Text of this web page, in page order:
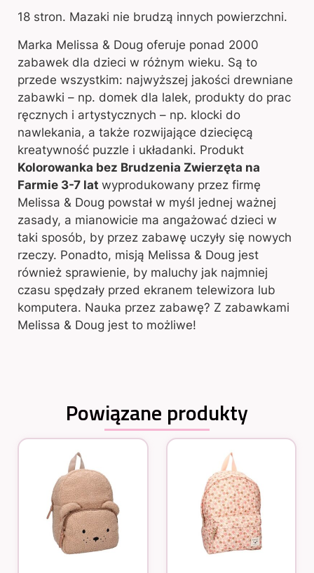
18 stron. Mazaki nie brudzą innych powierzchni.
Marka Melissa & Doug oferuje ponad 2000
zabawek dla dzieci w różnym wieku. Są to
przede wszystkim: najwyższej jakości drewniane
zabawki – np. domek dla lalek, produkty do prac
ręcznych i artystycznych – np. klocki do
nawlekania, a także rozwijające dziecięcą
kreatywność puzzle i układanki. Produkt
Kolorowanka bez Brudzenia Zwierzęta na
Farmie 3-7 lat wyprodukowany przez firmę
Melissa & Doug powstał w myśl jednej ważnej
zasady, a mianowicie ma angażować dzieci w
taki sposób, by przez zabawę uczyły się nowych
rzeczy. Ponadto, misją Melissa & Doug jest
również sprawienie, by maluchy jak najmniej
czasu spędzały przed ekranem telewizora lub
komputera. Nauka przez zabawę? Z zabawkami
Melissa & Doug jest to możliwe!
Powiązane produkty